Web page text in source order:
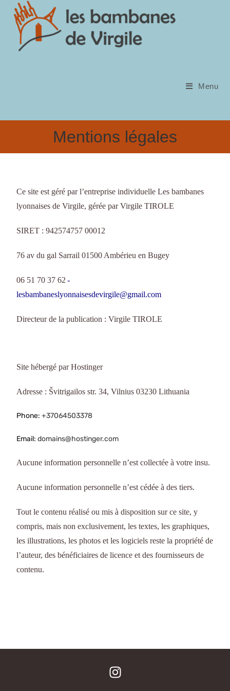
Menu
Mentions légales
Ce site est géré par l’entreprise individuelle Les bambanes
lyonnaises de Virgile, gérée par Virgile TIROLE
SIRET : 942574757 00012
76 av du gal Sarrail 01500 Ambérieu en Bugey
06 51 70 37 62 -
lesbambaneslyonnaisesdevirgile@gmail.com
Directeur de la publication : Virgile TIROLE
Site hébergé par Hostinger
Adresse : Švitrigailos str. 34, Vilnius 03230 Lithuania
Phone:+37064503378
Email:domains@hostinger.com
Aucune information personnelle n’est collectée à votre insu.
Aucune information personnelle n’est cédée à des tiers.
Tout le contenu réalisé ou mis à disposition sur ce site, y
compris, mais non exclusivement, les textes, les graphiques,
les illustrations, les photos et les logiciels reste la propriété de
l’auteur, des bénéficiaires de licence et des fournisseurs de
contenu.